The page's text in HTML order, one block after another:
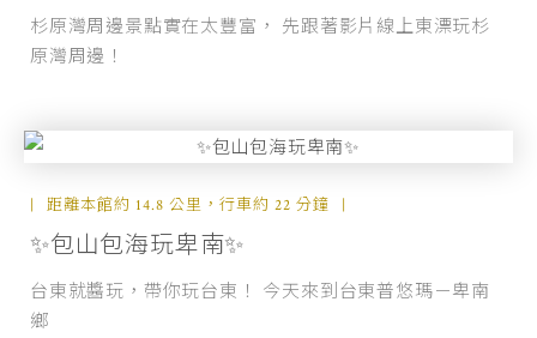
杉原灣周邊景點實在太豐富， 先跟著影片線上東漂玩杉
原灣周邊！
距離本館約 14.8 公里，行車約 22 分鐘
✨包山包海玩卑南✨
台東就醬玩，帶你玩台東！ 今天來到台東普悠瑪－卑南
鄉